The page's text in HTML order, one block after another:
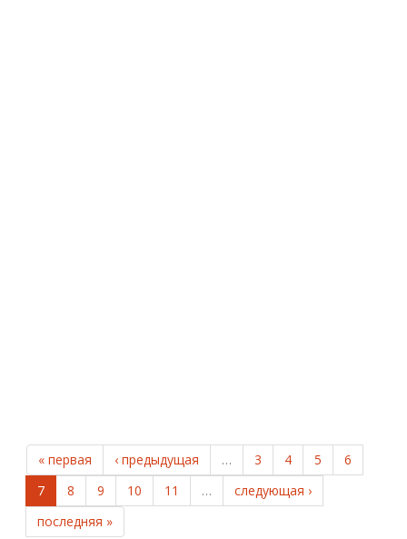
« первая ‹ предыдущая … 3 4 5
6
7
8 9 10 11 …
следующая ›
последняя »